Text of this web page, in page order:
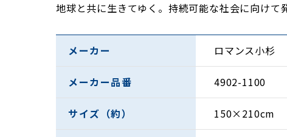
地球と共に生きてゆく。持続可能な社会に向けて
メーカー ロマンス小杉
メーカー品番 4902-1100
サイズ（約） 150×210cm